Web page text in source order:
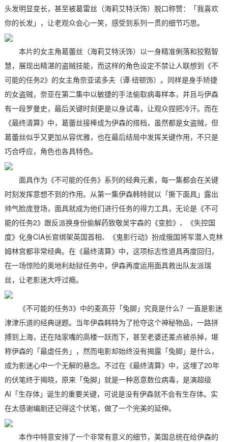
头发明显变长，甚至被葛雷丝（海莉艾特沃饰）脱口称赞：「我喜欢
你的长发」，让老观众会心一笑，感受到系列一贯的细节巧思。
本片的女主角葛蕾丝（海莉艾特沃饰）以一身精准俐落和狡黠智
慧，展现出精湛的盗贼技能，而这样的角色设定不禁让人联想到《不
可能的任务2》的女主角奈亚诺多夫（谭·纽顿饰）。同样是身手矫捷
的女盗贼，奈亚在第二集中以敏捷的手法偷取病毒样本，并且与伊森
有一段罗曼史，最后关键时刻更是以身试毒，让观众捏把冷汗。而在
《最终清算》中，葛蕾丝接棒成为伊森的搭档，虽然都是女盗贼，但
葛蕾丝似乎又更加从容优雅，也在最后结局中发挥关键作用，不只是
巧合呼应，角色也各具特色。
面具作为《不可能的任务》系列的经典元素，每一集都会在关键
时刻发挥意想不到的作用。从第一集伊森韩特就以「撕下面具」露出
帅气脸庞登场，面具就成为他们进行任务的得力工具，无论是《不可
能的任务2》跟反派换身份偷解药致敬吴宇森的《变脸》、《失控国
度》化身CIA长官绑架英国首相、《鬼影行动》扮成俄国将军潜入克林
姆林宫都非常经典。在《最终清算》中，这项标志性道具再度回归，
在一场惊险的奥地利劫狱任务中，伊森再度运用面具救出队友派瑞
丝，让老影迷大呼过瘾。
《不可能的任务3》中的麦高芬「兔脚」究竟是什么？一直是影迷
津津乐道的经典谜题。当年伊森韩特为了抢夺这个神秘物品，一路拼
搏到上海，还在陆家嘴的高楼一跃而下，甚至老婆还差点被杀掉，堪
称伊森的「最虐任务」，然而电影却始终没有揭露「兔脚」是什么，
成为影迷心中一个无解的悬念。不过在《最终清算》中，这埋了20年
的伏笔终于揭晓，原来「兔脚」就是一种恶意数位病毒，是演超级
AI「生存体」诞生的重要关键，可说是没有伊森就不会有生存体。实
在太感谢编剧还记得这个伏笔，做了一个完美的延伸。
本作中特意安排了一个非常有意义的细节，美国总统在给伊森的